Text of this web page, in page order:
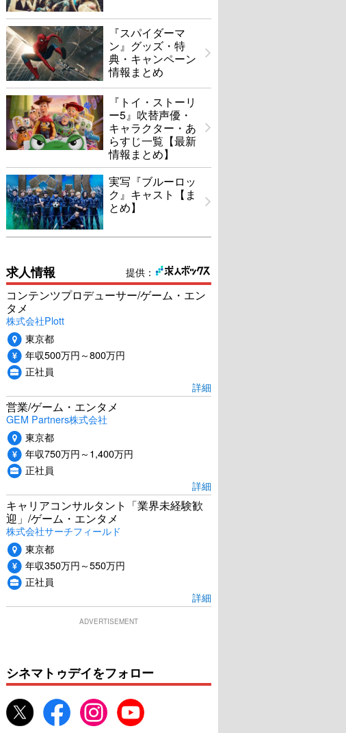
『スパイダーマ
ン』グッズ・特
典・キャンペーン
情報まとめ
『トイ・ストーリ
ー5』吹替声優・
キャラクター・あ
らすじ一覧【最新
情報まとめ】
実写『ブルーロッ
ク』キャスト【ま
とめ】
提供：
求人情報
コンテンツプロデューサー/ゲーム・エン
タメ
株式会社Plott
東京都
年収500万円～800万円
正社員
詳細
営業/ゲーム・エンタメ
GEM Partners株式会社
東京都
年収750万円～1,400万円
正社員
詳細
キャリアコンサルタント「業界未経験歓
迎」/ゲーム・エンタメ
株式会社サーチフィールド
東京都
年収350万円～550万円
正社員
詳細
ADVERTISEMENT
シネマトゥデイをフォロー